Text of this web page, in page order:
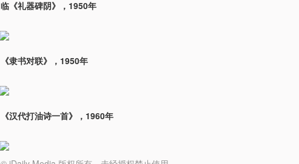
临《礼器碑阴》，1950年
《隶书对联》，1950年
《汉代打油诗一首》，1960年